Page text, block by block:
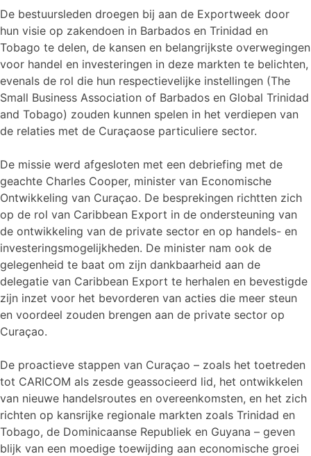
De bestuursleden droegen bij aan de Exportweek door
hun visie op zakendoen in Barbados en Trinidad en
Tobago te delen, de kansen en belangrijkste overwegingen
voor handel en investeringen in deze markten te belichten,
evenals de rol die hun respectievelijke instellingen (The
Small Business Association of Barbados en Global Trinidad
and Tobago) zouden kunnen spelen in het verdiepen van
de relaties met de Curaçaose particuliere sector.
De missie werd afgesloten met een debriefing met de
geachte Charles Cooper, minister van Economische
Ontwikkeling van Curaçao. De besprekingen richtten zich
op de rol van Caribbean Export in de ondersteuning van
de ontwikkeling van de private sector en op handels- en
investeringsmogelijkheden. De minister nam ook de
gelegenheid te baat om zijn dankbaarheid aan de
delegatie van Caribbean Export te herhalen en bevestigde
zijn inzet voor het bevorderen van acties die meer steun
en voordeel zouden brengen aan de private sector op
Curaçao.
De proactieve stappen van Curaçao – zoals het toetreden
tot CARICOM als zesde geassocieerd lid, het ontwikkelen
van nieuwe handelsroutes en overeenkomsten, en het zich
richten op kansrijke regionale markten zoals Trinidad en
Tobago, de Dominicaanse Republiek en Guyana – geven
blijk van een moedige toewijding aan economische groei